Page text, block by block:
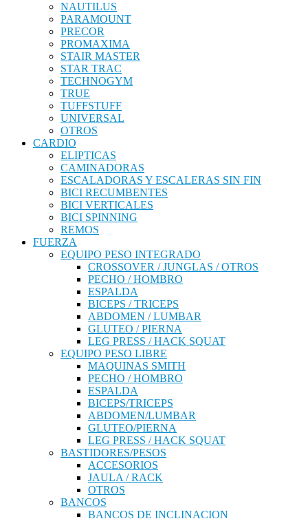
NAUTILUS
PARAMOUNT
PRECOR
PROMAXIMA
STAIR MASTER
STAR TRAC
TECHNOGYM
TRUE
TUFFSTUFF
UNIVERSAL
OTROS
CARDIO
ELIPTICAS
CAMINADORAS
ESCALADORAS Y ESCALERAS SIN FIN
BICI RECUMBENTES
BICI VERTICALES
BICI SPINNING
REMOS
FUERZA
EQUIPO PESO INTEGRADO
CROSSOVER / JUNGLAS / OTROS
PECHO / HOMBRO
ESPALDA
BICEPS / TRICEPS
ABDOMEN / LUMBAR
GLUTEO / PIERNA
LEG PRESS / HACK SQUAT
EQUIPO PESO LIBRE
MAQUINAS SMITH
PECHO / HOMBRO
ESPALDA
BICEPS/TRICEPS
ABDOMEN/LUMBAR
GLUTEO/PIERNA
LEG PRESS / HACK SQUAT
BASTIDORES/PESOS
ACCESORIOS
JAULA / RACK
OTROS
BANCOS
BANCOS DE INCLINACION